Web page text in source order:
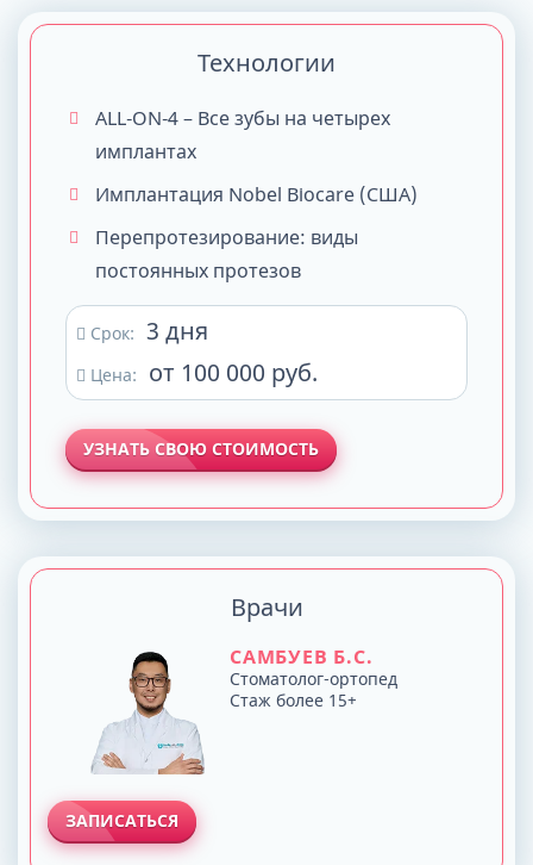
Технологии
ALL-ON-4 – Все зубы на четырех
имплантах
Имплантация Nobel Biocare (США)
Перепротезирование: виды
постоянных протезов
Срок: 3 дня
Цена: от 100 000 руб.
УЗНАТЬ СВОЮ СТОИМОСТЬ
Врачи
САМБУЕВ Б.С.
Стоматолог-ортопед
Стаж более 15+
ЗАПИСАТЬСЯ